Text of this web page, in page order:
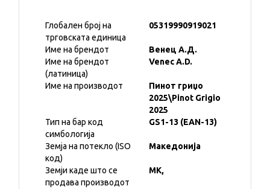
Глобален број на
трговската единица
05319990919021
Име на брендот
Венец А.Д.
Име на брендот
(латиница)
Venec A.D.
Име на производот
Пинот гриџо
2025\Pinot Grigio
2025
Тип на бар код
симбологија
GS1-13 (EAN-13)
Земја на потекло (ISO
код)
Македонија
Земји каде што се
продава производот
MK,